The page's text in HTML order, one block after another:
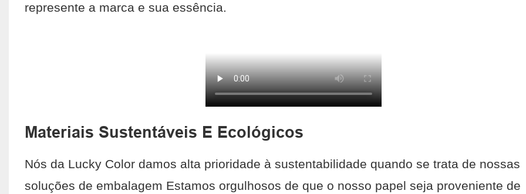
represente a marca e sua essência.
Materiais Sustentáveis ​​e Ecológicos
Nós da Lucky Color damos alta prioridade à sustentabilidade quando se trata de nossas
soluções de embalagem Estamos orgulhosos de que o nosso papel seja proveniente de